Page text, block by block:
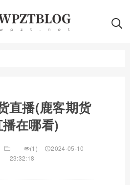
直播(鹿客期货
在哪看)
(1)
2024-05-10
23:32:18